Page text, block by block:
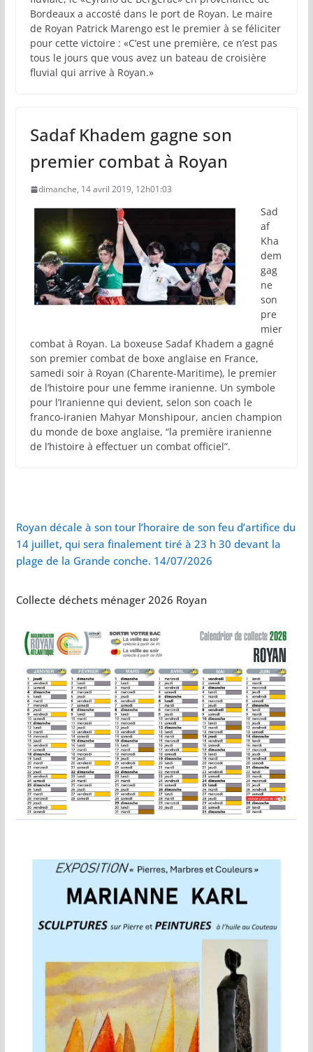
Bordeaux a accosté dans le port de Royan. Le maire
de Royan Patrick Marengo est le premier à se féliciter
pour cette victoire : «C’est une première, ce n’est pas
tous le jours que vous avez un bateau de croisière
fluvial qui arrive à Royan.»
Sadaf Khadem gagne son
premier combat à Royan
dimanche, 14 avril 2019, 12h01:03
Sad
af
Kha
dem
gag
ne
son
pre
mier
combat à Royan. La boxeuse Sadaf Khadem a gagné
son premier combat de boxe anglaise en France,
samedi soir à Royan (Charente-Maritime), le premier
de l’histoire pour une femme iranienne. Un symbole
pour l’Iranienne qui devient, selon son coach le
franco-iranien Mahyar Monshipour, ancien champion
du monde de boxe anglaise, “la première iranienne
de l’histoire à effectuer un combat officiel”.
Royan décale à son tour l’horaire de son feu d’artifice du
14 juillet, qui sera finalement tiré à 23 h 30 devant la
plage de la Grande conche. 14/07/2026
Collecte déchets ménager 2026 Royan